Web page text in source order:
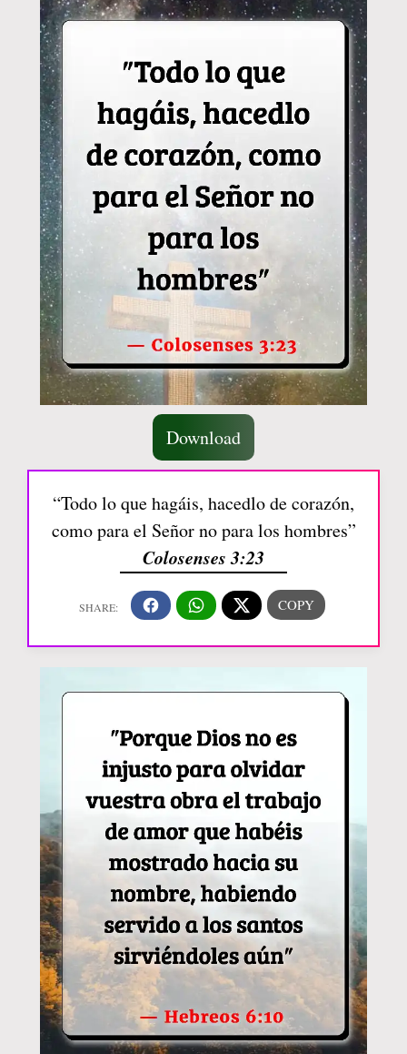
Download
“Todo lo que hagáis, hacedlo de corazón,
como para el Señor no para los hombres”
Colosenses 3:23